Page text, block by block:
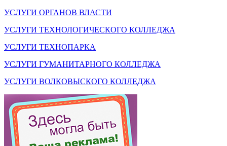
УСЛУГИ ОРГАНОВ ВЛАСТИ
УСЛУГИ ТЕХНОЛОГИЧЕСКОГО КОЛЛЕДЖА
УСЛУГИ ТЕХНОПАРКА
УСЛУГИ ГУМАНИТАРНОГО КОЛЛЕДЖА
УСЛУГИ ВОЛКОВЫСКОГО КОЛЛЕДЖА